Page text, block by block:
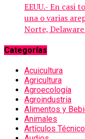
EEUU.- En casi
una o varias
Norte,
Categorías
Acuicultura
Agricultura
Agroecología
Agroindustria
Alimentos y
Animales
Artículos